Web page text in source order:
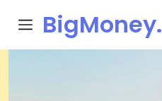
BigMoney.